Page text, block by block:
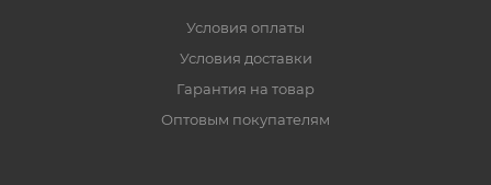
Условия оплаты
Условия доставки
Гарантия на товар
Оптовым покупателям